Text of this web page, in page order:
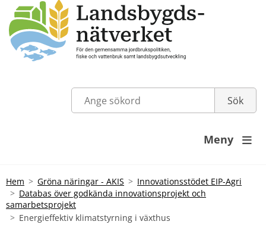
Meny 
Hem Gröna näringar - AKIS
Innovationsstödet EIP-Agri
Databas över godkända innovationsprojekt och
samarbetsprojekt
Energieffektiv klimatstyrning i växthus